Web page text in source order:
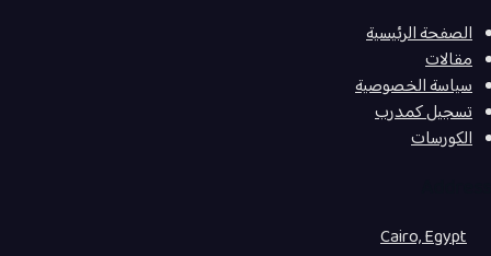
الصفحة الرئيسية
مقالات
سياسة الخصوصية
تسجيل كمدرب
الكورسات
Cairo, Egypt